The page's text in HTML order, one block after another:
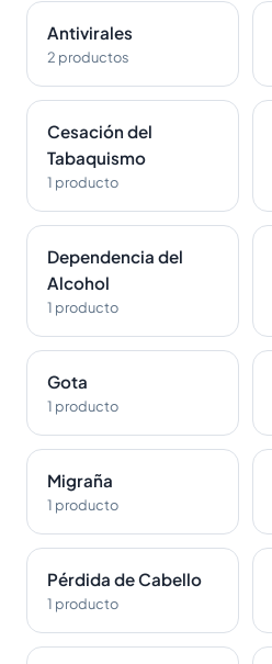
Antivirales
2 productos
Cesación del
Tabaquismo
1 producto
Dependencia del
Alcohol
1 producto
Gota
1 producto
Migraña
1 producto
Pérdida de Cabello
1 producto